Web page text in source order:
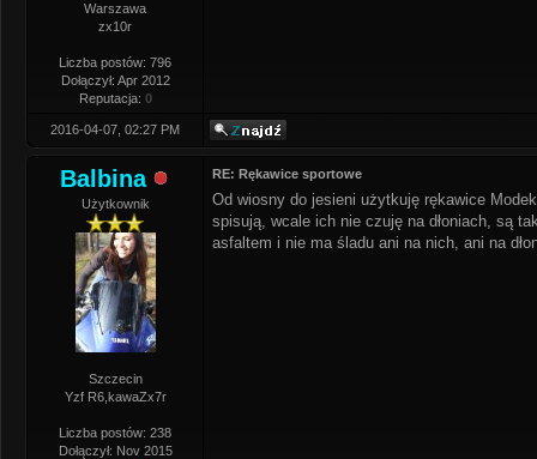
Warszawa
zx10r
Liczba postów: 796
Dołączył: Apr 2012
Reputacja: 0
2016-04-07, 02:27 PM
Balbina
Użytkownik
Szczecin
Yzf R6,kawaZx7r
Liczba postów: 238
Dołączył: Nov 2015
RE: Rękawice sportowe
Od wiosny do jesieni użytkuję rękawice
spisują, wcale ich nie czuję na dłoniach, są
asfaltem i nie ma śladu ani na nich, ani na